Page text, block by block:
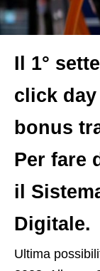
Il 1°
click day
bonus
Per fare
il
Digitale.
U ltima